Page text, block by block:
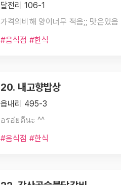
달전리 106-1
가격의비해 양이너무 적음;; 맛은있음
#음식점 #한식
20. 내고향밥상
읍내리 495-3
อรอ่ยดีนะ ^^
#음식점 #한식